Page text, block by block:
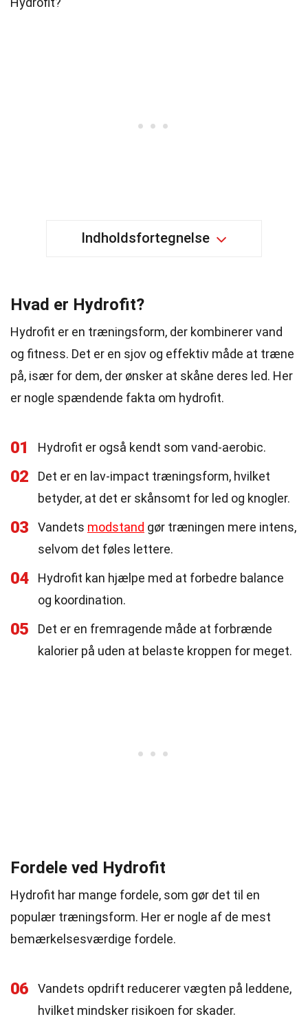
Indholdsfortegnelse
Hvad er Hydrofit?
Hydrofit er en træningsform, der kombinerer vand
og fitness. Det er en sjov og effektiv måde at træne
på, især for dem, der ønsker at skåne deres led. Her
er nogle spændende fakta om hydrofit.
01 Hydrofit er også kendt som vand-aerobic.
02
Det er en lav-impact træningsform, hvilket
betyder, at det er skånsomt for led og knogler.
03 Vandets modstand gør træningen mere intens,
selvom det føles lettere.
04
Hydrofit kan hjælpe med at forbedre balance
og koordination.
05
Det er en fremragende måde at forbrænde
kalorier på uden at belaste kroppen for meget.
Fordele ved Hydrofit
Hydrofit har mange fordele, som gør det til en
populær træningsform. Her er nogle af de mest
bemærkelsesværdige fordele.
06
Vandets opdrift reducerer vægten på leddene,
hvilket mindsker risikoen for skader.